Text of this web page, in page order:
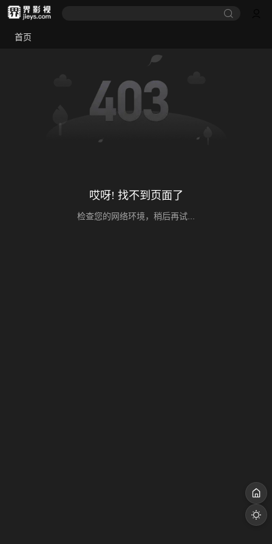
首页
哎呀! 找不到页面了
检查您的网络环境，稍后再试...